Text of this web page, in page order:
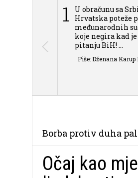
1
U obračunu sa
Hrvatska poteže
međunarodnih
koje negira kad je
pitanju BiH! ...
Piše: Dženana Karup
Borba protiv duha
Očaj kao